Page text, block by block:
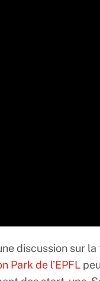
discussion sur
Park de l’EPFL